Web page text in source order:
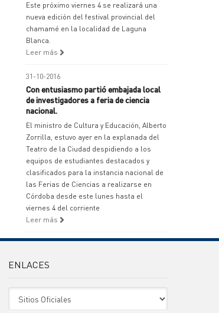
Este próximo viernes 4 se realizará una
nueva edición del festival provincial del
chamamé en la localidad de Laguna
Blanca.
Leer más
31-10-2016
Con entusiasmo partió embajada local
de investigadores a feria de ciencia
nacional.
El ministro de Cultura y Educación, Alberto
Zorrilla, estuvo ayer en la explanada del
Teatro de la Ciudad despidiendo a los
equipos de estudiantes destacados y
clasificados para la instancia nacional de
las Ferias de Ciencias a realizarse en
Córdoba desde este lunes hasta el
viernes 4 del corriente
Leer más
ENLACES